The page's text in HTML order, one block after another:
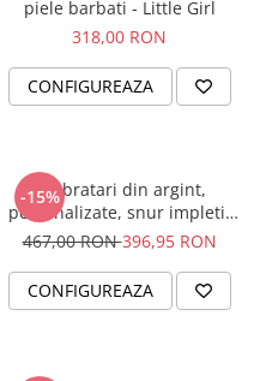
piele barbati - Little Girl
318,00 RON
CONFIGUREAZA
-15%
Set bratari din argint,
personalizate, snur impletit
piele - Family
467,00 RON396,95 RON
CONFIGUREAZA